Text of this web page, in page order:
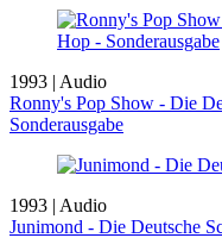
1993 | Audio
Ronny's Pop Show - Die
Sonderausgabe
1993 | Audio
Junimond - Die Deutsche